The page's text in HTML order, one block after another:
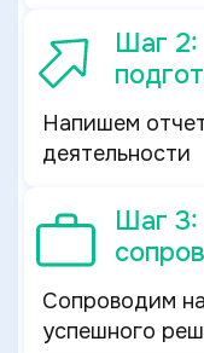
Шаг 2:
Напишем
деятельности
Шаг 3:
Сопроводим
успешного